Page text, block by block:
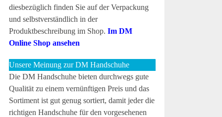
diesbezüglich finden Sie auf der Verpackung
und selbstverständlich in der
Produktbeschreibung im Shop. Im DM
Online Shop ansehen
Unsere Meinung zur DM Handschuhe
Die DM Handschuhe bieten durchwegs gute
Qualität zu einem vernünftigen Preis und das
Sortiment ist gut genug sortiert, damit jeder die
richtigen Handschuhe für den vorgesehenen